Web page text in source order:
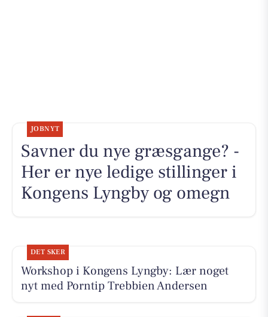
JOBNYT
Savner du nye græsgange? -
Her er nye ledige stillinger i
Kongens Lyngby og omegn
DET SKER
Workshop i Kongens Lyngby: Lær noget
nyt med Porntip Trebbien Andersen